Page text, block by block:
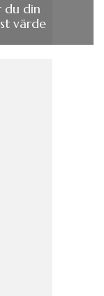
du din
värde